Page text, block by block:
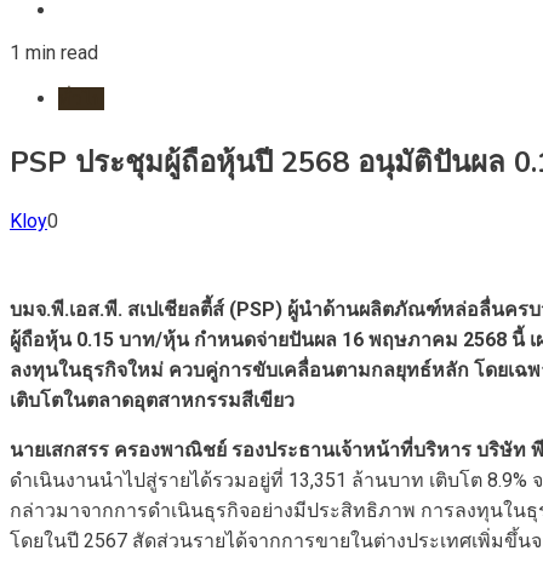
1 min read
PSP ประชุมผู้ถือหุ้นปี 2568 อนุมัติปันผล
Kloy0
บมจ.พี.เอส.พี. สเปเชียลตี้ส์ (PSP) ผู้นำด้านผลิตภัณฑ์หล่อลื่นคร
ผู้ถือหุ้น 0.15 บาท/หุ้น กำหนดจ่ายปันผล 16 พฤษภาคม 2568 นี้
ลงทุนในธุรกิจใหม่ ควบคู่การขับเคลื่อนตามกลยุทธ์หลัก โดยเฉ
เติบโตในตลาดอุตสาหกรรมสีเขียว
นายเสกสรร ครองพาณิชย์ รองประธานเจ้าหน้าที่บริหาร บริษัท
ดำเนินงานนำไปสู่รายได้รวมอยู่ที่ 13,351 ล้านบาท เติบโต
กล่าวมาจากการดำเนินธุรกิจอย่างมีประสิทธิภาพ การลงทุนใ
โดยในปี 2567 สัดส่วนรายได้จากการขายในต่างประเทศเพิ่มขึ้นจ